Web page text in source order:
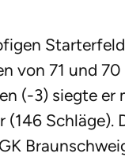
von 71 und
(-3) siegte
Schläge).